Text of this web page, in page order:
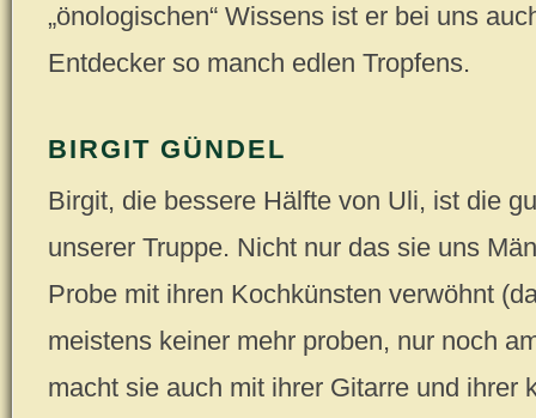
„önologischen“ Wissens ist er bei uns
Entdecker so manch edlen Tropfens.
BIRGIT GÜNDEL
Birgit, die bessere Hälfte von Uli, ist die
unserer Truppe. Nicht nur das sie uns
Probe mit ihren Kochkünsten verwöhnt
meistens keiner mehr proben, nur noch
macht sie auch mit ihrer Gitarre und ihrer